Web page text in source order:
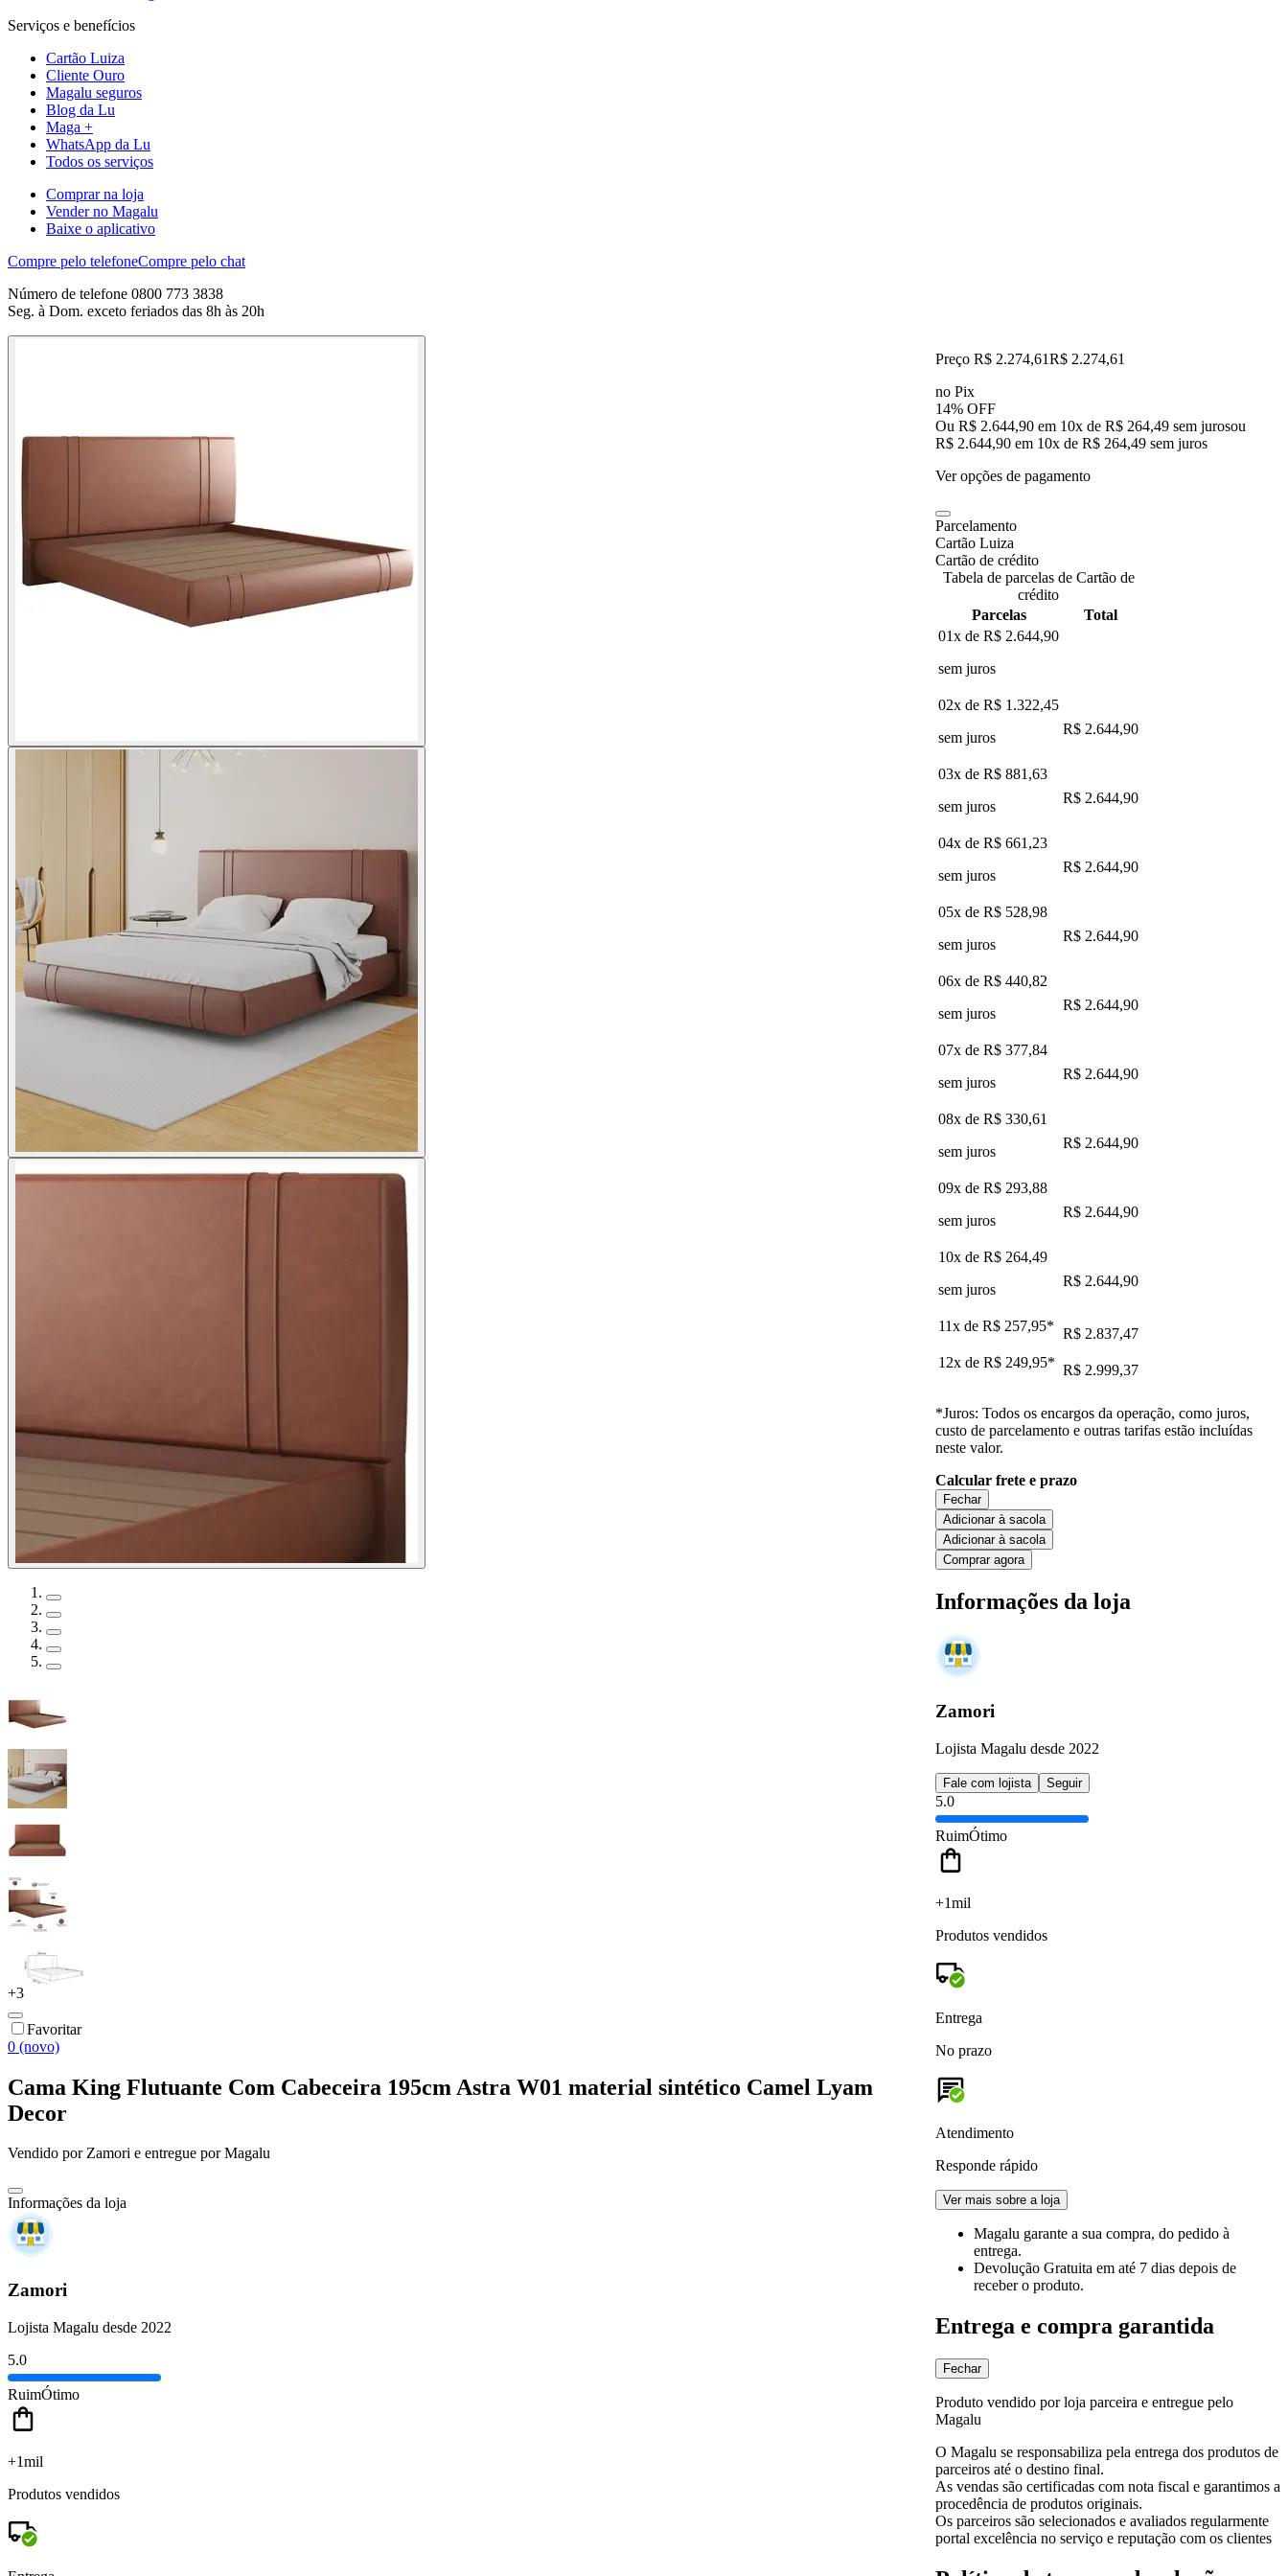
Serviços e benefícios
Cartão Luiza
Cliente Ouro
Magalu seguros
Blog da Lu
Maga +
WhatsApp da Lu
Todos os serviços
Comprar na loja
Vender no Magalu
Baixe o aplicativo
Compre pelo telefoneCompre pelo chat
Número de telefone 0800 773 3838
Seg. à Dom. exceto feriados das 8h às 20h
+3
Favoritar
0 (novo)
Cama King Flutuante Com Cabeceira 195cm Astra W01 material sintético Camel Lyam
Decor
Vendido porZamori e entregue por Magalu
Informações da loja
Zamori
Lojista Magalu desde 2022
5.0
RuimÓtimo
+1mil
Produtos vendidos
Preço R$ 2.274,61R$ 2.274,61
no Pix
14% OFF
Ou R$ 2.644,90 em 10x de R$ 264,49 sem jurosou
R$ 2.644,90 em 10x de R$ 264,49 sem juros
Ver opções de pagamento
Parcelamento
Cartão Luiza
Cartão de crédito
Tabela de parcelas de Cartão de
crédito
Parcelas
Total
01x de R$ 2.644,90
sem juros
02x de R$ 1.322,45
sem juros
R$ 2.644,90
03x de R$ 881,63
sem juros
R$ 2.644,90
04x de R$ 661,23
sem juros
R$ 2.644,90
05x de R$ 528,98
sem juros
R$ 2.644,90
06x de R$ 440,82
sem juros
R$ 2.644,90
07x de R$ 377,84
sem juros
R$ 2.644,90
08x de R$ 330,61
sem juros
R$ 2.644,90
09x de R$ 293,88
sem juros
R$ 2.644,90
10x de R$ 264,49
sem juros
R$ 2.644,90
11x de R$ 257,95* R$ 2.837,47
12x de R$ 249,95* R$ 2.999,37
*Juros: Todos os encargos da operação, como juros,
custo de parcelamento e outras tarifas estão incluídas
neste valor.
Calcular frete e prazo
Fechar
Adicionar à sacola
Adicionar à sacola
Comprar agora
Informações da loja
Zamori
Lojista Magalu desde 2022
Fale com lojista Seguir
5.0
RuimÓtimo
+1mil
Produtos vendidos
Entrega
No prazo
Atendimento
Responde rápido
Ver mais sobre a loja
Magalu garante a sua compra, do pedido à
entrega.
Devolução Gratuita em até 7 dias depois de
receber o produto.
Entrega e compra garantida
Fechar
Produto vendido por loja parceira e entregue pelo
Magalu
O Magalu se responsabiliza pela entrega dos produtos de
parceiros até o destino final.
As vendas são certificadas com nota fiscal e garantimos a
procedência de produtos originais.
Os parceiros são selecionados e avaliados regularmente
portal excelência no serviço e reputação com os clientes